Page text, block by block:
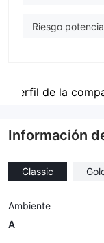
Riesgo
Perfil de la
Información
Classic
Ambiente
A